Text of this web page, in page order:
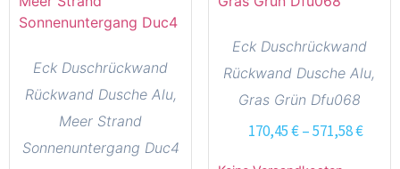
Eck Duschrückwand
Rückwand Dusche Alu,
Meer Strand
Sonnenuntergang Duc4
Eck Duschrückwand
Rückwand Dusche Alu,
Gras Grün Dfu068
170,45€–571,58€